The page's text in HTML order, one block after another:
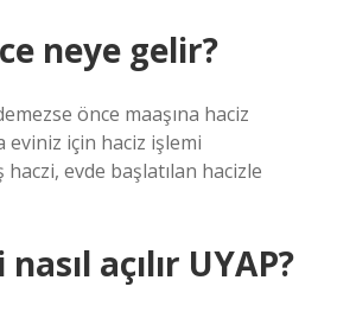
neye gelir?
önce maaşına haciz
için haciz işlemi
evde başlatılan hacizle
açılır UYAP?